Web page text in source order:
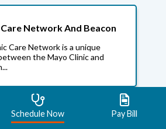
Network And Beacon
Care Network is a unique
the Mayo Clinic and
Medical Records
Schedule Now Pay Bill